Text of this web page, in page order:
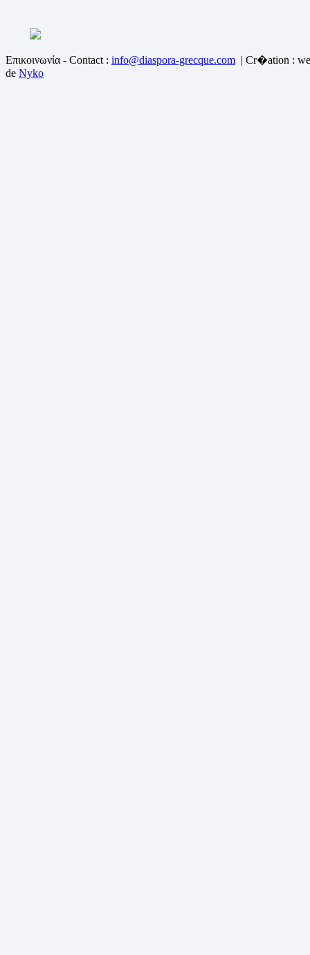
Επικοινωνία - Contact : info@diaspora-grecque.com | Cr�ation :
de Nyko